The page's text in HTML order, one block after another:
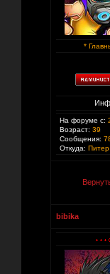
*
На форуме с:
Возраст: 39
Сообщения:
Откуда: Питер
bibika